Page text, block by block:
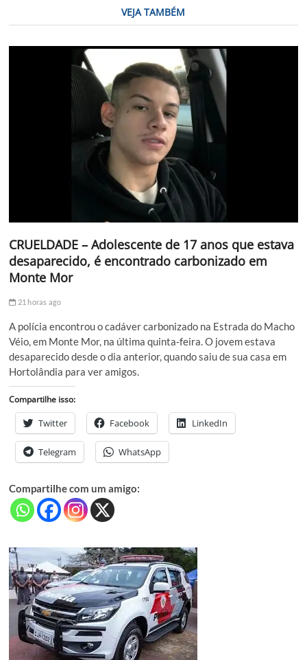
VEJA TAMBÉM
CRUELDADE – Adolescente de 17 anos que estava
desaparecido, é encontrado carbonizado em
Monte Mor
21 horas ago
A polícia encontrou o cadáver carbonizado na Estrada do Macho
Véio, em Monte Mor, na última quinta-feira. O jovem estava
desaparecido desde o dia anterior, quando saiu de sua casa em
Hortolândia para ver amigos.
Compartilhe isso:
Twitter Facebook LinkedIn
Telegram WhatsApp
Compartilhe com um amigo: